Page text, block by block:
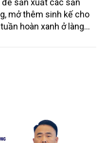
sản xuất các sản
mở thêm sinh kế cho
hoàn xanh ở làng
thị trường trong nước